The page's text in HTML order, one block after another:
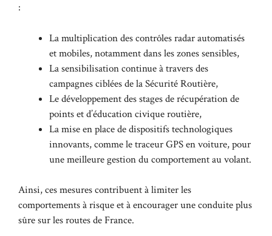
:
La multiplication des contrôles radar automatisés
et mobiles, notamment dans les zones sensibles,
La sensibilisation continue à travers des
campagnes ciblées de la Sécurité Routière,
Le développement des stages de récupération de
points et d’éducation civique routière,
La mise en place de dispositifs technologiques
innovants, comme letraceur GPS en voiture, pour
une meilleure gestion du comportement au volant.
Ainsi, ces mesures contribuent à limiter les
comportements à risque et à encourager une conduite plus
sûre sur les routes de France.